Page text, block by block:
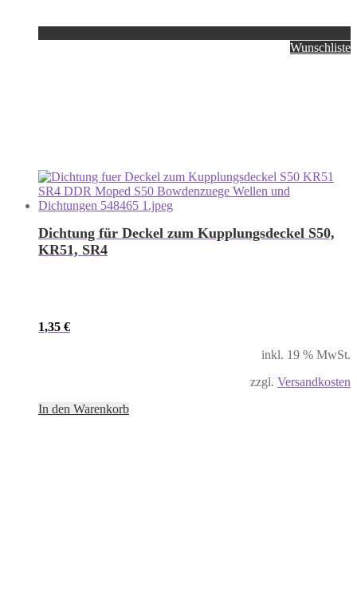
Wunschliste
Dichtung für Deckel zum Kupplungsdeckel S50,
KR51, SR4
1,35 €
inkl. 19 % MwSt.
zzgl. Versandkosten
In den Warenkorb